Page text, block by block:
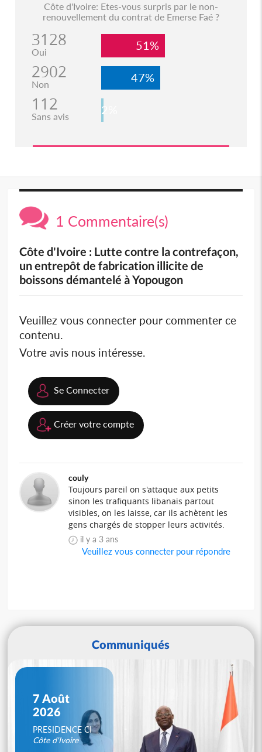
Côte d'Ivoire: Etes-vous surpris par le non-
renouvellement du contrat de Emerse Faé ?
3128
Oui 51%
2902
Non 47%
112
Sans avis 2%
1 Commentaire(s)
Côte d'Ivoire : Lutte contre la contrefaçon,
un entrepôt de fabrication illicite de
boissons démantelé à Yopougon
Veuillez vous connecter pour commenter ce
contenu.
Votre avis nous intéresse.
Se Connecter
Créer votre compte
couly
Toujours pareil on s'attaque aux petits
sinon les trafiquants libanais partout
visibles, on les laisse, car ils achètent les
gens chargés de stopper leurs activités.
il y a 3 ans
Veuillez vous connecter pour répondre
Communiqués
7 Août
2026
PRESIDENCE CI
Côte d'Ivoire